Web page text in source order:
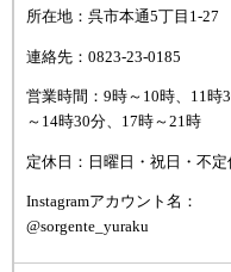
所在地：呉市本通5丁目1-27
連絡先：0823-23-0185
営業時間：9時～10時、11時
～14時30分、17時～21時
定休日：日曜日・祝日・不定
Instagramアカウント名：
@sorgente_yuraku